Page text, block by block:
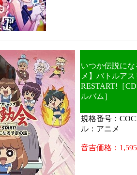
いつか伝説に
メ】バトルア
RESTART!［
ルバム］
規格番号：
ル：アニメ
音吉価格：